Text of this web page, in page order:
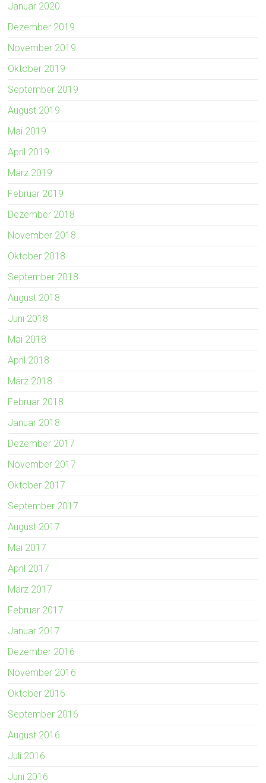
Januar 2020
Dezember 2019
November 2019
Oktober 2019
September 2019
August 2019
Mai 2019
April 2019
März 2019
Februar 2019
Dezember 2018
November 2018
Oktober 2018
September 2018
August 2018
Juni 2018
Mai 2018
April 2018
März 2018
Februar 2018
Januar 2018
Dezember 2017
November 2017
Oktober 2017
September 2017
August 2017
Mai 2017
April 2017
März 2017
Februar 2017
Januar 2017
Dezember 2016
November 2016
Oktober 2016
September 2016
August 2016
Juli 2016
Juni 2016